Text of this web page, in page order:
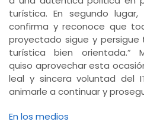
turística. En segundo
confirma y reconoce que
proyectado sigue y persigue
turística bien orientada.”
quiso aprovechar esta
leal y sincera voluntad del
animarle a continuar y
En los medios